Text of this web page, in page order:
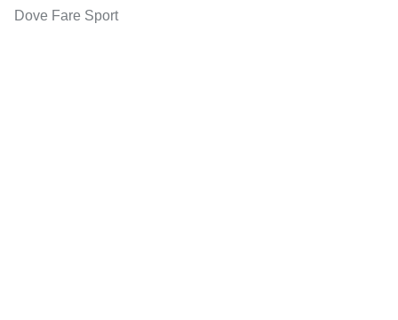
Dove Fare Sport